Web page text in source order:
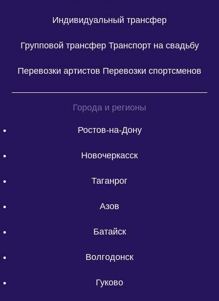
Индивидуальный трансфер
Групповой трансфер Транспорт на свадьбу
Перевозки артистов Перевозки спортсменов
Города и регионы
Ростов-на-Дону
Новочеркасск
Таганрог
Азов
Батайск
Волгодонск
Гуково